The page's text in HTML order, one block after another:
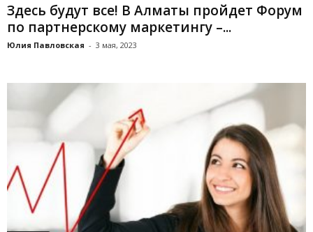
Здесь будут все! В Алматы пройдет Форум
по партнерскому маркетингу –...
Юлия Павловская - 3 мая, 2023